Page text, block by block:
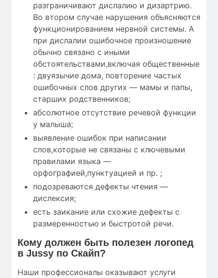
разграничивают дислалию и дизартрию.
Во втором случае нарушения объясняются
функционированием нервной системы. А
при дислалии ошибочное произношение
обычно связано с иными
обстоятельствами,включая общественные
: двуязычие дома, повторение частых
ошибочных слов других — мамы и папы,
старших родственников;
абсолютное отсутствие речевой функции
у малыша;
выявление ошибок при написании
слов,которые не связаны с ключевыми
правилами языка —
орфографией,пунктуацией и пр. ;
подозреваются дефекты чтения —
дислексия;
есть заикание или схожие дефекты с
размеренностью и быстротой речи.
Кому должен быть полезен логопед
в Jussy по Скайп?
Наши профессионалы оказывают услуги